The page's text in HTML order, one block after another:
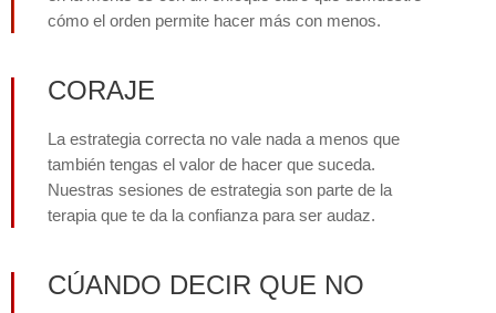
cómo el orden permite hacer más con menos.
CORAJE
La estrategia correcta no vale nada a menos que
también tengas el valor de hacer que suceda.
Nuestras sesiones de estrategia son parte de la
terapia que te da la confianza para ser audaz.
CÚANDO DECIR QUE NO